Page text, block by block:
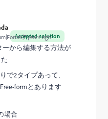
Accepted solution
years ago
ーから編集する方法が
で2タイプあって、
formとあります
場合